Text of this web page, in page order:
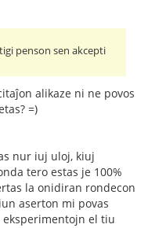
penson sen akcepti
alikaze ni ne povos
=)
nur iuj uloj, kiuj
tero estas je 100%
la onidiran rondecon
aserton mi povas
eksperimentojn el tiu